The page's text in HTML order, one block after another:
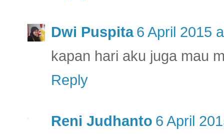
Dwi Puspita 6 April 2015
kapan hari aku juga mau
Reply
Reni Judhanto 6 April